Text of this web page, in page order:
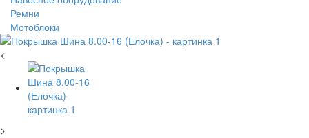
Ремни
Мотоблоки
<
>